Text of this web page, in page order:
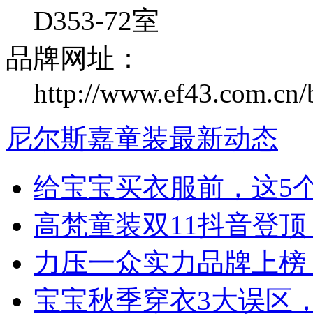
D353-72室
品牌网址：
http://
尼尔斯嘉童装最新动态
给宝宝买衣服前，这5
高梵童装双11抖音登
力压一众实力品牌上
宝宝秋季穿衣3大误区